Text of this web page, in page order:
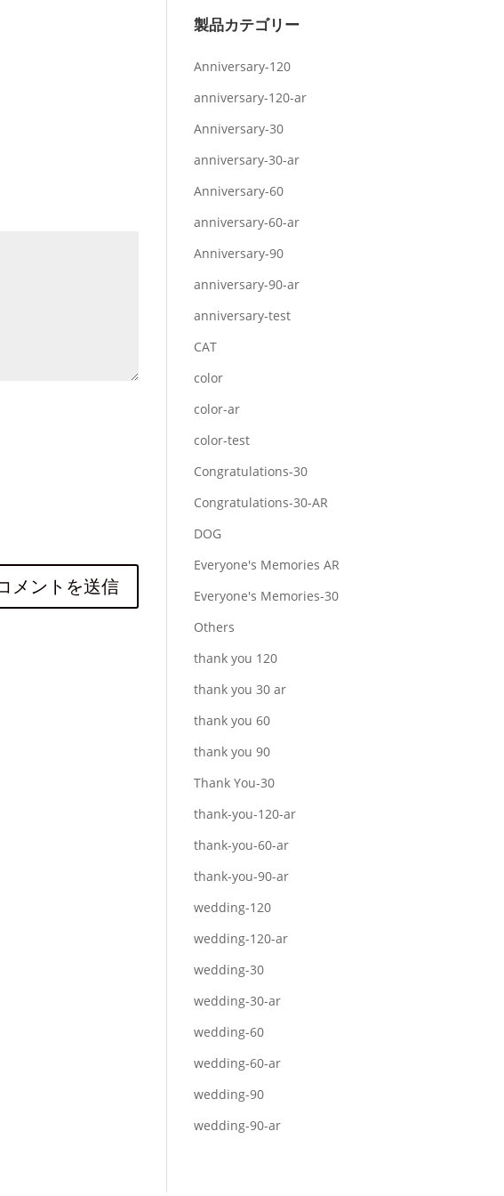
製品カテゴリー
Anniversary-120
anniversary-120-ar
Anniversary-30
anniversary-30-ar
Anniversary-60
anniversary-60-ar
Anniversary-90
anniversary-90-ar
anniversary-test
CAT
color
color-ar
color-test
Congratulations-30
Congratulations-30-AR
DOG
Everyone's Memories AR
Everyone's Memories-30
Others
thank you 120
thank you 30 ar
thank you 60
thank you 90
Thank You-30
thank-you-120-ar
thank-you-60-ar
thank-you-90-ar
wedding-120
wedding-120-ar
wedding-30
wedding-30-ar
wedding-60
wedding-60-ar
wedding-90
wedding-90-ar